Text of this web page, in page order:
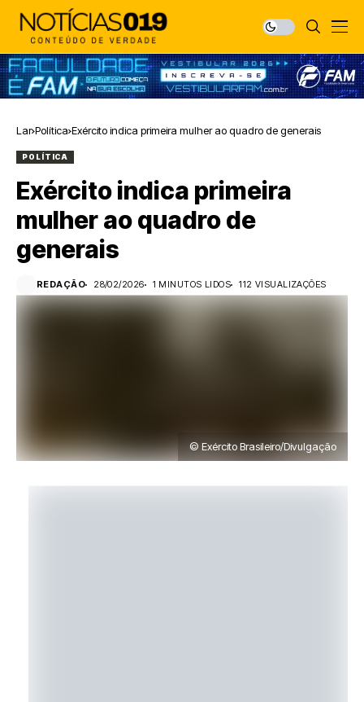
Lar Política Exército indica primeira mulher ao quadro de generais
POLÍTICA
Exército indica primeira
mulher ao quadro de
generais
REDAÇÃO 28/02/2026 1 MINUTOS LIDOS 112 VISUALIZAÇÕES
© Exército Brasileiro/Divulgação